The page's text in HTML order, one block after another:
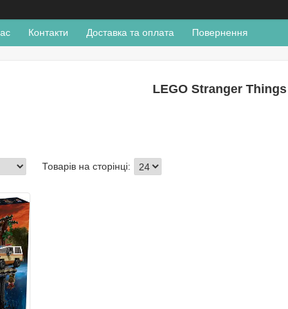
Контакти Доставка та оплата Повернення
LEGO Stranger Things